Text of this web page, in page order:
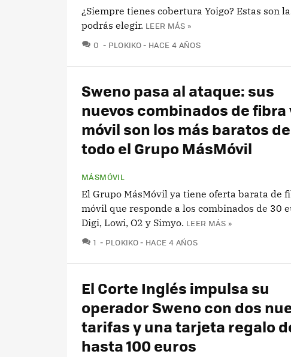
¿Siempre tienes cobertura Yoigo? Estas son
podrás elegir. LEER MÁS »
0 COMENTARIOS
PLOKIKO HACE 4 AÑOS
Sweno pasa al ataque: sus
nuevos combinados de fibra
móvil son los más baratos de
todo el Grupo MásMóvil
MÁSMÓVIL
El Grupo MásMóvil ya tiene oferta barata de
móvil que responde a los combinados de 30
Digi, Lowi, O2 y Simyo. LEER MÁS »
1 COMENTARIOS
PLOKIKO HACE 4 AÑOS
El Corte Inglés impulsa su
operador Sweno con dos
tarifas y una tarjeta regalo
hasta 100 euros